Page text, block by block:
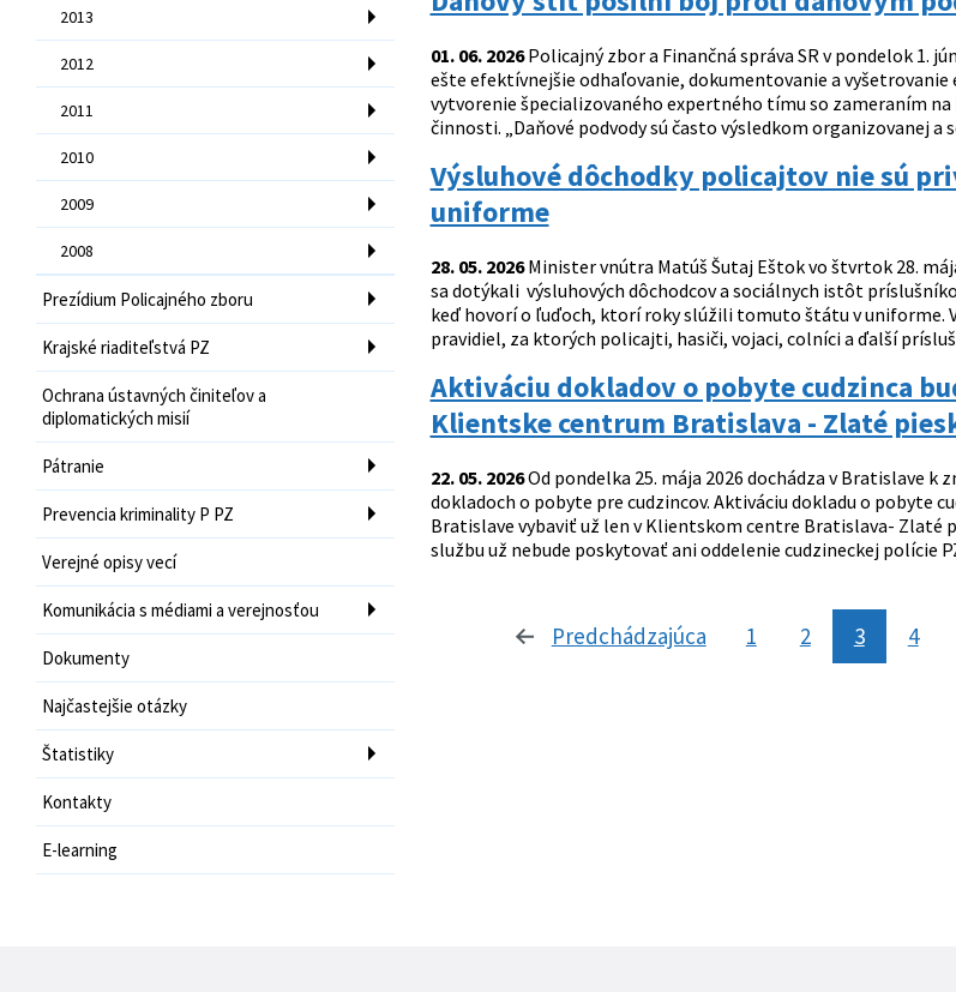
2013
2012
2011
2010
2009
2008
Prezídium Policajného zboru
Krajské riaditeľstvá PZ
Ochrana ústavných činiteľov a
diplomatických misií
Pátranie
Prevencia kriminality P PZ
Verejné opisy vecí
Komunikácia s médiami a verejnosťou
Dokumenty
Najčastejšie otázky
Štatistiky
Kontakty
E-learning
01. 06. 2026Policajný zbor a Finančná správa SR v pondelok 1.
ešte efektívnejšie odhaľovanie, dokumentovanie a
vytvorenie špecializovaného expertného tímu so zameraním
činnosti. „Daňové podvody sú často výsledkom organizovanej
Výsluhové dôchodky policajtov nie sú
uniforme
28. 05. 2026Minister vnútra Matúš Šutaj Eštok vo štvrtok 28.
sa dotýkali výsluhových dôchodcov a sociálnych istôt
keď hovorí o ľuďoch, ktorí roky slúžili tomuto štátu v uniforme.
pravidiel, za ktorých policajti, hasiči, vojaci, colníci a ďalší
Aktiváciu dokladov o pobyte cudzinca
Klientske centrum Bratislava - Zlaté
22. 05. 2026Od pondelka 25. mája 2026 dochádza v Bratislave k
dokladoch o pobyte pre cudzincov. Aktiváciu dokladu o pobyte
Bratislave vybaviť už len v Klientskom centre Bratislava- Zlaté
službu už nebude poskytovať ani oddelenie cudzineckej polície
Predchádzajúca stránka
1 2 3 4